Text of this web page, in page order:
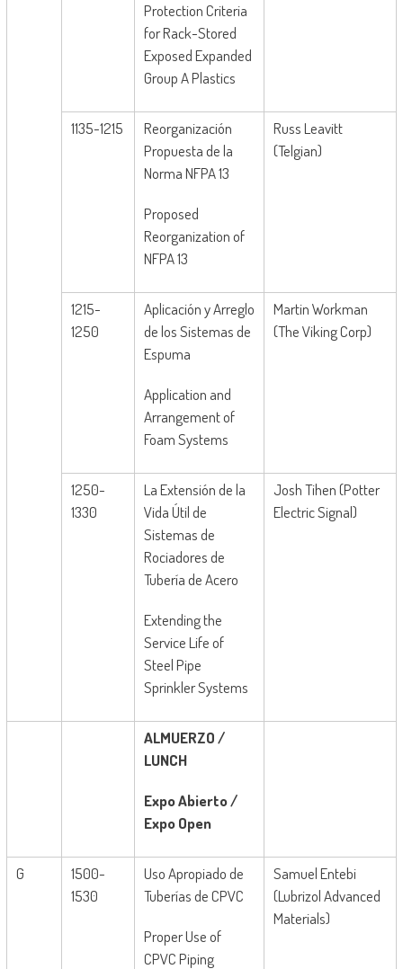
Protection Criteria
for Rack-Stored
Exposed Expanded
Group A Plastics
1135-1215
Reorganización
Propuesta de la
Norma NFPA 13
Proposed
Reorganization of
NFPA 13
Russ Leavitt
(Telgian)
1215-
1250
Aplicación y Arreglo
de los Sistemas de
Espuma
Application and
Arrangement of
Foam Systems
Martin Workman
(The Viking Corp)
1250-
1330
La Extensión de la
Vida Útil de
Sistemas de
Rociadores de
Tubería de Acero
Extending the
Service Life of
Steel Pipe
Sprinkler Systems
Josh Tihen (Potter
Electric Signal)
ALMUERZO /
LUNCH
Expo Abierto /
Expo Open
G
1500-
1530
Uso Apropiado de
Tuberías de CPVC
Proper Use of
CPVC Piping
Samuel Entebi
(Lubrizol Advanced
Materials)